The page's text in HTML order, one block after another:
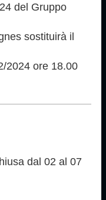
del Gruppo
sostituirà il
2024 ore 18.00
dal 02 al 07